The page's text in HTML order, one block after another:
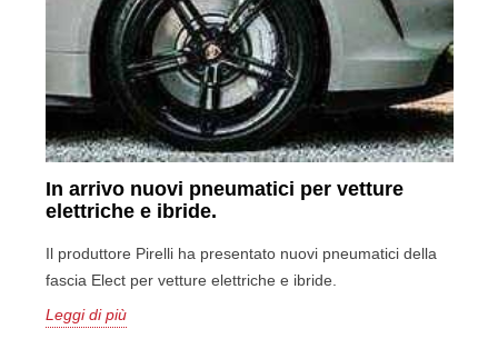
In arrivo nuovi pneumatici per vetture
elettriche e ibride.
Il produttore Pirelli ha presentato nuovi pneumatici della
fascia Elect per vetture elettriche e ibride.
Leggi di più